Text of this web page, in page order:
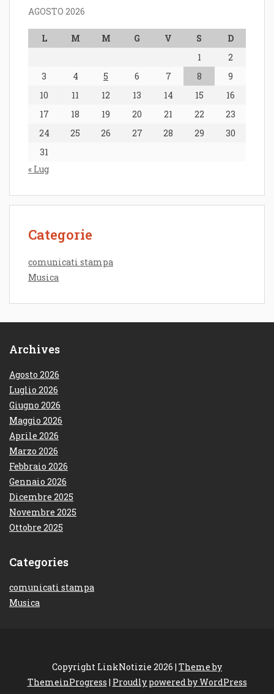
AGOSTO 2026
L M M G V S
D
1
2
3
4 5 6 7 8
9
10
11 12 13 14 15
16
17
18 19 20 21 22
23
24
25 26 27 28 29
30
31
« Lug
Categorie
comunicati stampa
Musica
Archives
Agosto 2026
Luglio 2026
Giugno 2026
Maggio 2026
Aprile 2026
Marzo 2026
Febbraio 2026
Gennaio 2026
Dicembre 2025
Novembre 2025
Ottobre 2025
Categories
comunicati stampa
Musica
Copyright LinkNotizie 2026 | Theme by
ThemeinProgress | Proudly powered by WordPress